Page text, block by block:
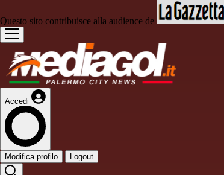
Questo sito contribuisce alla audience de
Accedi
Modifica profilo Logout